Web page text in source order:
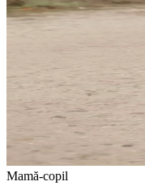
Mamă-copil